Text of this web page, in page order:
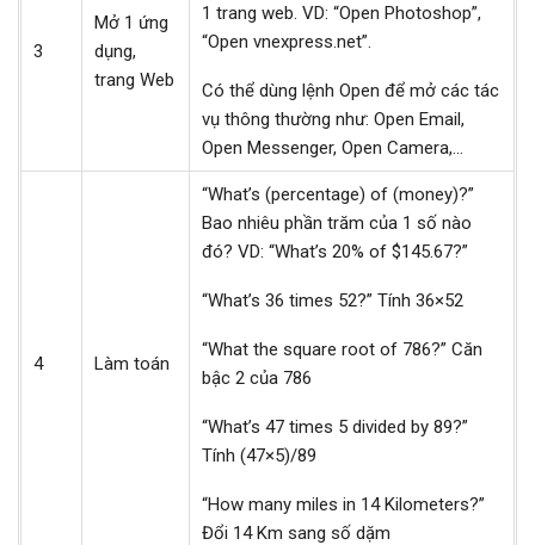
3
Mở 1 ứng
dụng,
trang Web
1 trang web. VD: “Open Photoshop”,
“Open vnexpress.net”.
Có thể dùng lệnh Open để mở các tác
vụ thông thường như: Open Email,
Open Messenger, Open Camera,…
4 Làm toán
“What’s (percentage) of (money)?”
Bao nhiêu phần trăm của 1 số nào
đó? VD: “What’s 20% of $145.67?”
“What’s 36 times 52?” Tính 36×52
“What the square root of 786?” Căn
bậc 2 của 786
“What’s 47 times 5 divided by 89?”
Tính (47×5)/89
“How many miles in 14 Kilometers?”
Đổi 14 Km sang số dặm